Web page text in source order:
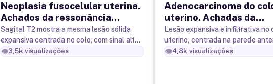
Neoplasia fusocelular uterina.
Achados da ressonância
magnética.
Sagital T2 mostra a mesma lesão sólida
expansiva centrada no colo, com sinal alto
em T2, que determina moderado
👁️3,5k visualizações
Adenocarcinoma do
uterino. Achadas da
ressonância
Lesão expansiva e infiltrativa no
uterino, centrada na parede
oblitera o canal endocervical,
👁️4,8k visualizações